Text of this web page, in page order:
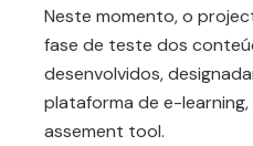
Neste momento, o
fase de teste dos
desenvolvidos,
plataforma de e-
assement tool.